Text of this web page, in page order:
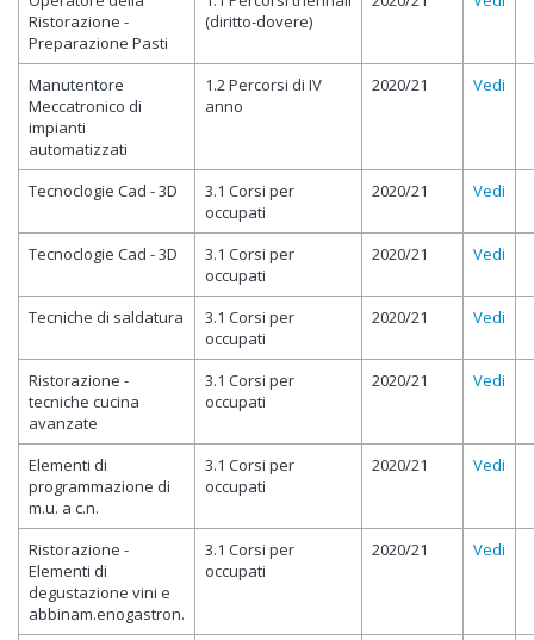
Ristorazione -
Preparazione Pasti
(diritto-dovere)
Manutentore
Meccatronico di
impianti
automatizzati
1.2 Percorsi di IV
anno
2020/21 Vedi
Tecnoclogie Cad - 3D
3.1 Corsi per
occupati
2020/21 Vedi
Tecnoclogie Cad - 3D
3.1 Corsi per
occupati
2020/21 Vedi
Tecniche di saldatura
3.1 Corsi per
occupati
2020/21 Vedi
Ristorazione -
tecniche cucina
avanzate
3.1 Corsi per
occupati
2020/21 Vedi
Elementi di
programmazione di
m.u. a c.n.
3.1 Corsi per
occupati
2020/21 Vedi
Ristorazione -
Elementi di
degustazione vini e
abbinam.enogastron.
3.1 Corsi per
occupati
2020/21 Vedi